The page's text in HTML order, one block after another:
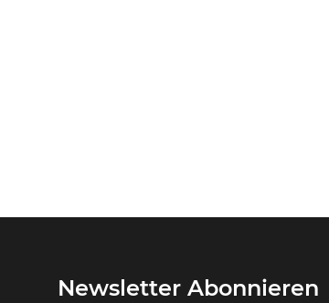
Newsletter Abonnieren